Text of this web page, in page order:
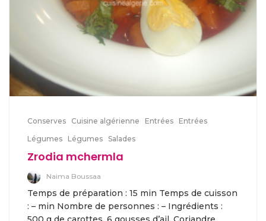
Conserves Cuisine algérienne Entrées
Entrées
Légumes
Légumes Salades
Zrodia mchermla
Naima Boussaa
Temps de préparation : 15 min Temps de cuisson
: – min Nombre de personnes : – Ingrédients :